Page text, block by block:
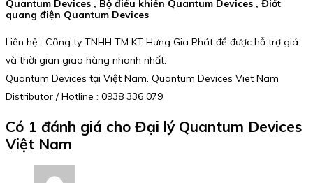
Quantum Devices , Bộ điều khiển Quantum Devices , Điốt
quang điện Quantum Devices
Liên hệ : Công ty TNHH TM KT Hưng Gia Phát để được hỗ trợ giá
và thời gian giao hàng nhanh nhất.
Quantum Devices tại Việt Nam. Quantum Devices Viet Nam
Distributor / Hotline : 0938 336 079
Có 1 đánh giá cho Đại lý Quantum Devices
Việt Nam